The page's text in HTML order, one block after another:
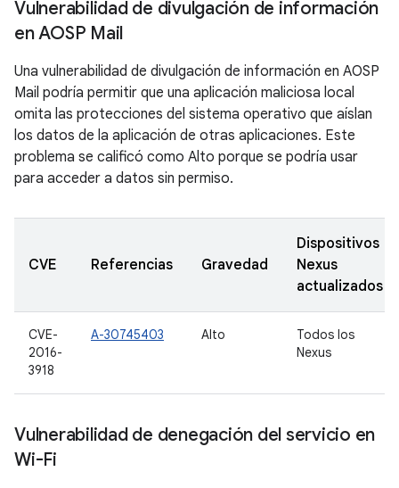
Vulnerabilidad de divulgación de información
en AOSP Mail
Una vulnerabilidad de divulgación de información en AOSP
Mail podría permitir que una aplicación maliciosa local
omita las protecciones del sistema operativo que aíslan
los datos de la aplicación de otras aplicaciones. Este
problema se calificó como Alto porque se podría usar
para acceder a datos sin permiso.
CVE Referencias Gravedad
Dispositivos
Nexus
actualizados
CVE-
2016-
3918
A-30745403 Alto
Todos los
Nexus
Vulnerabilidad de denegación del servicio en
Wi-Fi